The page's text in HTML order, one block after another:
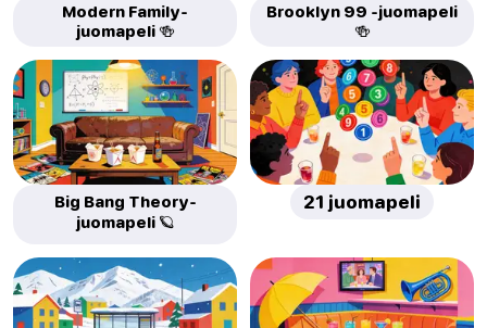
Modern Family-
juomapeli 🍻
Brooklyn 99 -juomapeli
🍻
Big Bang Theory-
juomapeli 🪐
21 juomapeli